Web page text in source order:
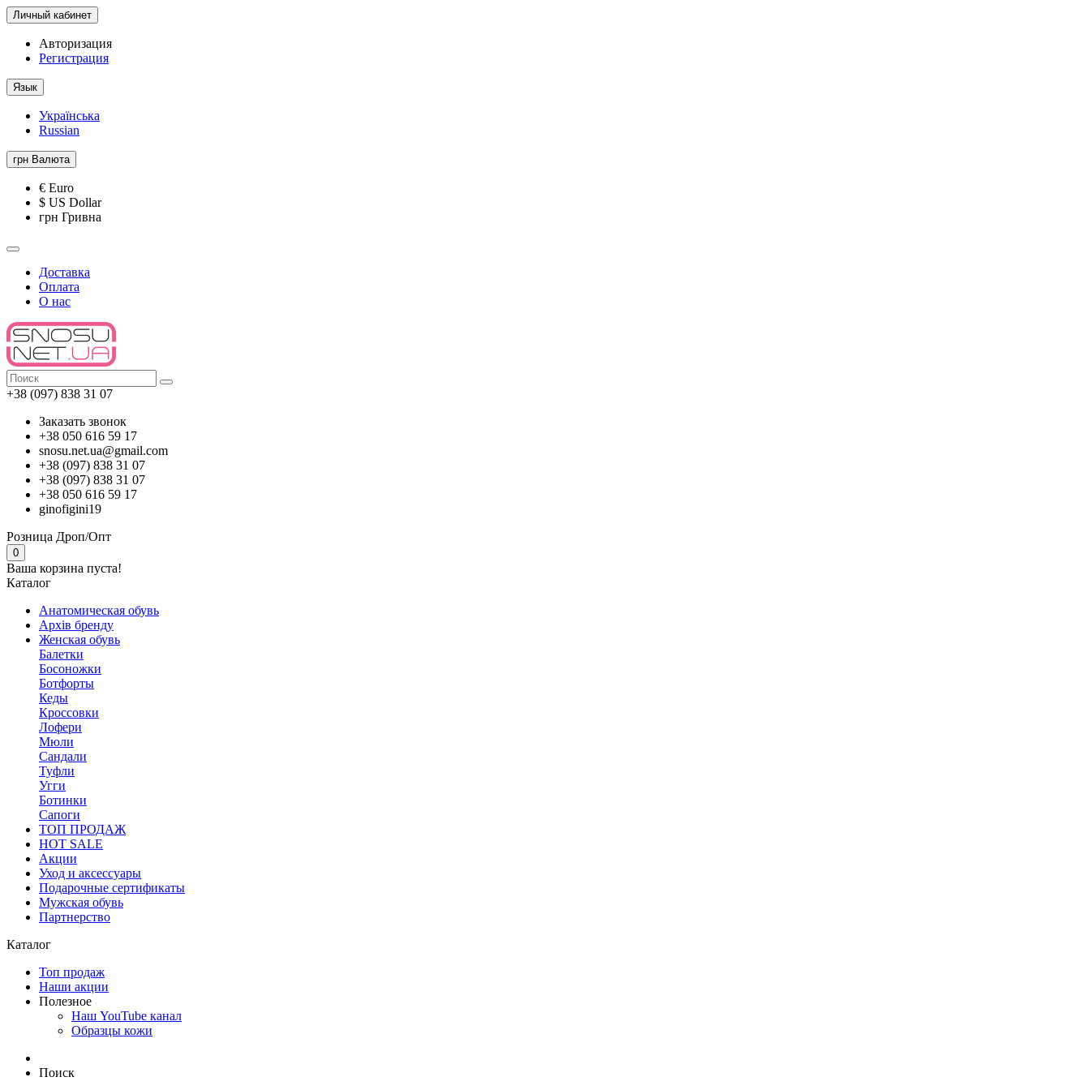
Личный кабинет
Авторизация
Регистрация
Язык
Українська
Russian
грн Валюта
€ Euro
$ US Dollar
грн Гривна
Доставка
Оплата
О нас
+38 (097) 838 31 07
Заказать звонок
+38 050 616 59 17
snosu.net.ua@gmail.com
+38 (097) 838 31 07
+38 (097) 838 31 07
+38 050 616 59 17
ginofigini19
Розница Дроп/Опт
0
Ваша корзина пуста!
Каталог
Анатомическая обувь
Архів бренду
Женская обувь
Балетки
Босоножки
Ботфорты
Кеды
Кроссовки
Лофери
Мюли
Сандали
Туфли
Угги
Ботинки
Сапоги
ТОП ПРОДАЖ
HOT SALE
Акции
Уход и аксессуары
Подарочные сертификаты
Мужская обувь
Партнерство
Каталог
Топ продаж
Наши акции
Полезное
Наш YouTube канал
Образцы кожи
Поиск